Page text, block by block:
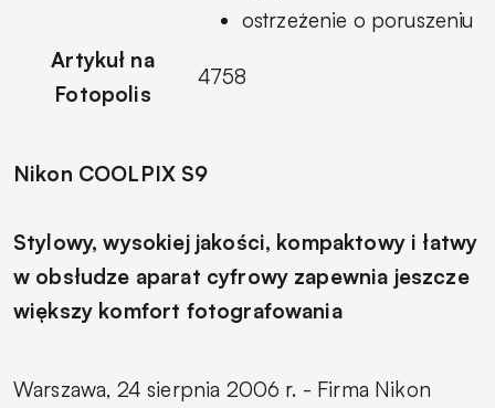
ostrzeżenie o poruszeniu
Artykuł na
Fotopolis
4758
Nikon COOLPIX S9
Stylowy, wysokiej jakości, kompaktowy i łatwy
w obsłudze aparat cyfrowy zapewnia jeszcze
większy komfort fotografowania
Warszawa, 24 sierpnia 2006 r. - Firma Nikon